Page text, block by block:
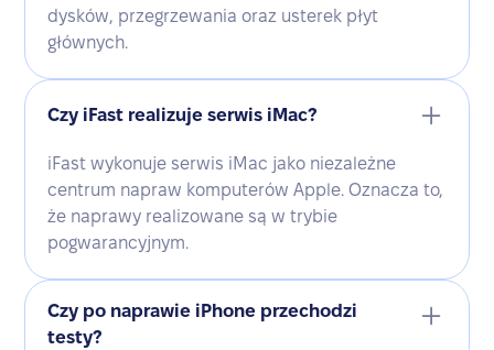
dysków, przegrzewania oraz usterek płyt
głównych.
Czy iFast realizuje serwis iMac?
iFast wykonuje serwis iMac jako niezależne
centrum napraw komputerów Apple. Oznacza to,
że naprawy realizowane są w trybie
pogwarancyjnym.
Czy po naprawie iPhone przechodzi
testy?